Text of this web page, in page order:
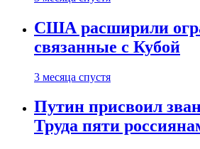
США расширили
связанные с Кубой
3 месяца спустя
Путин присвоил
Труда пяти